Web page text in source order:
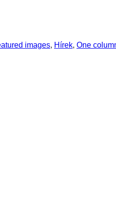
images, Hírek, One